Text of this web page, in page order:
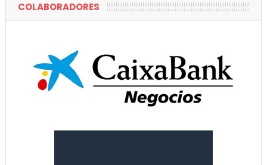
COLABORADORES